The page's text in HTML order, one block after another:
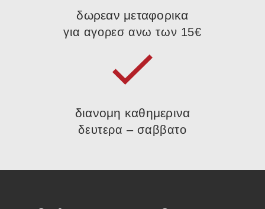
δωρεαν μεταφορικα
για αγορεσ ανω των 15€
διανομη καθημερινα
δευτερα – σαββατο